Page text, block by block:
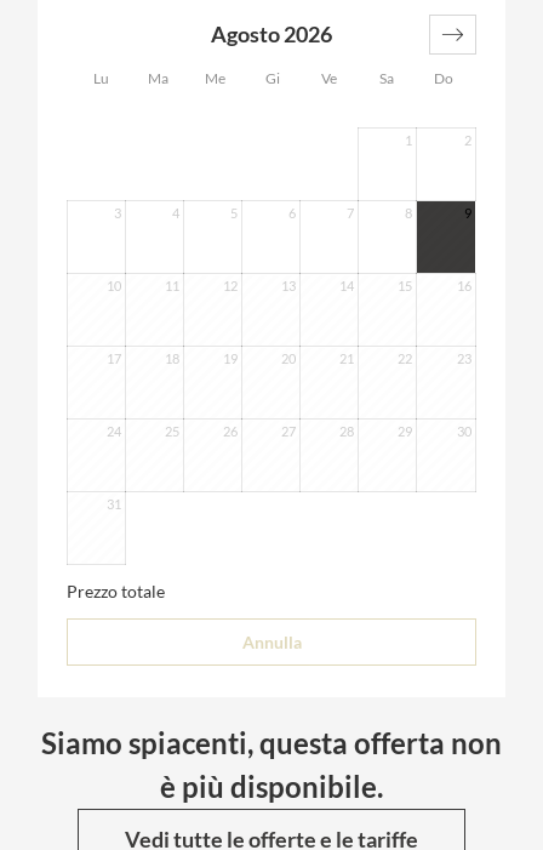
Lu Ma Me Gi Ve Sa Do
Agosto 2026
1 2
3 4 5 6 7 8 9
10 11 12 13 14 15 16
17 18 19 20 21 22 23
24 25 26 27 28 29 30
31
Prezzo totale
Annulla
Siamo spiacenti, questa offerta non
è più disponibile.
Vedi tutte le offerte e le tariffe